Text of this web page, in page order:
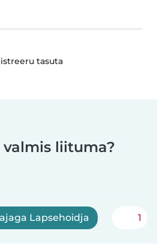
tasuta
valmis liituma?
Lapsehoidja 1